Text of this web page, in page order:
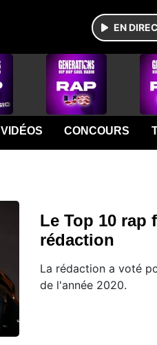
EN
VIDÉOS CONCOURS
Le Top 10 rap
rédaction
La rédaction a voté
de l'année 2020.